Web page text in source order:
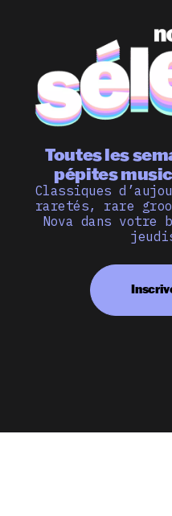
Toutes les
pépites
Classiques
raretés, rare
Nova dans